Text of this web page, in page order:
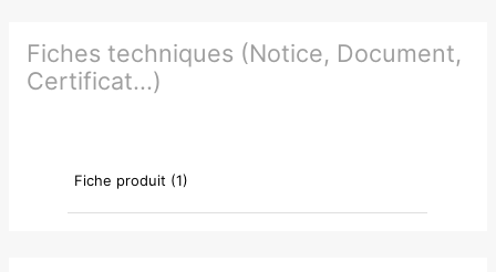
Fiches techniques (Notice, Document,
Certificat...)
Fiche produit (1)